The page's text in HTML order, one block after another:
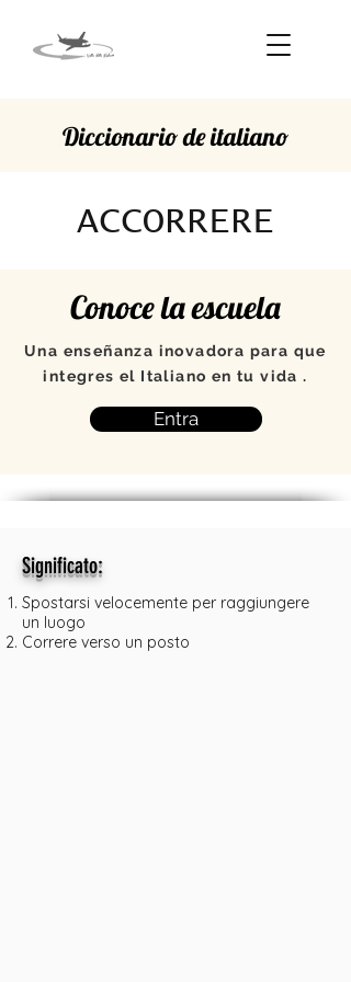
Diccionario de italiano
ACCORRERE
Conoce la escuela
Una enseñanza inovadora para que
integres el Italiano en tu vida .
Entra
Significato:
Spostarsi velocemente per raggiungere
un luogo
Correre verso un posto